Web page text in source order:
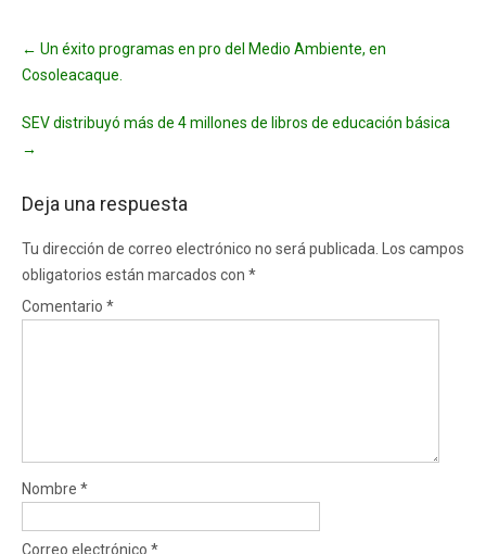
navigation
← Un éxito programas en pro del Medio Ambiente, en
Cosoleacaque.
SEV distribuyó más de 4 millones de libros de educación básica
→
Deja una respuesta
Tu dirección de correo electrónico no será publicada.
Los campos
obligatorios están marcados con *
Comentario *
Nombre *
Correo electrónico *